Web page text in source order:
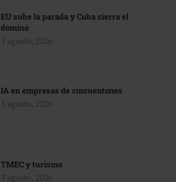
EU sube la parada y Cuba cierra el
dominó
3 agosto, 2026
IA en empresas de cincuentones
3 agosto, 2026
TMEC y turismo
3 agosto, 2026